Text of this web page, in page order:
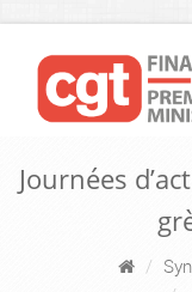
Journées